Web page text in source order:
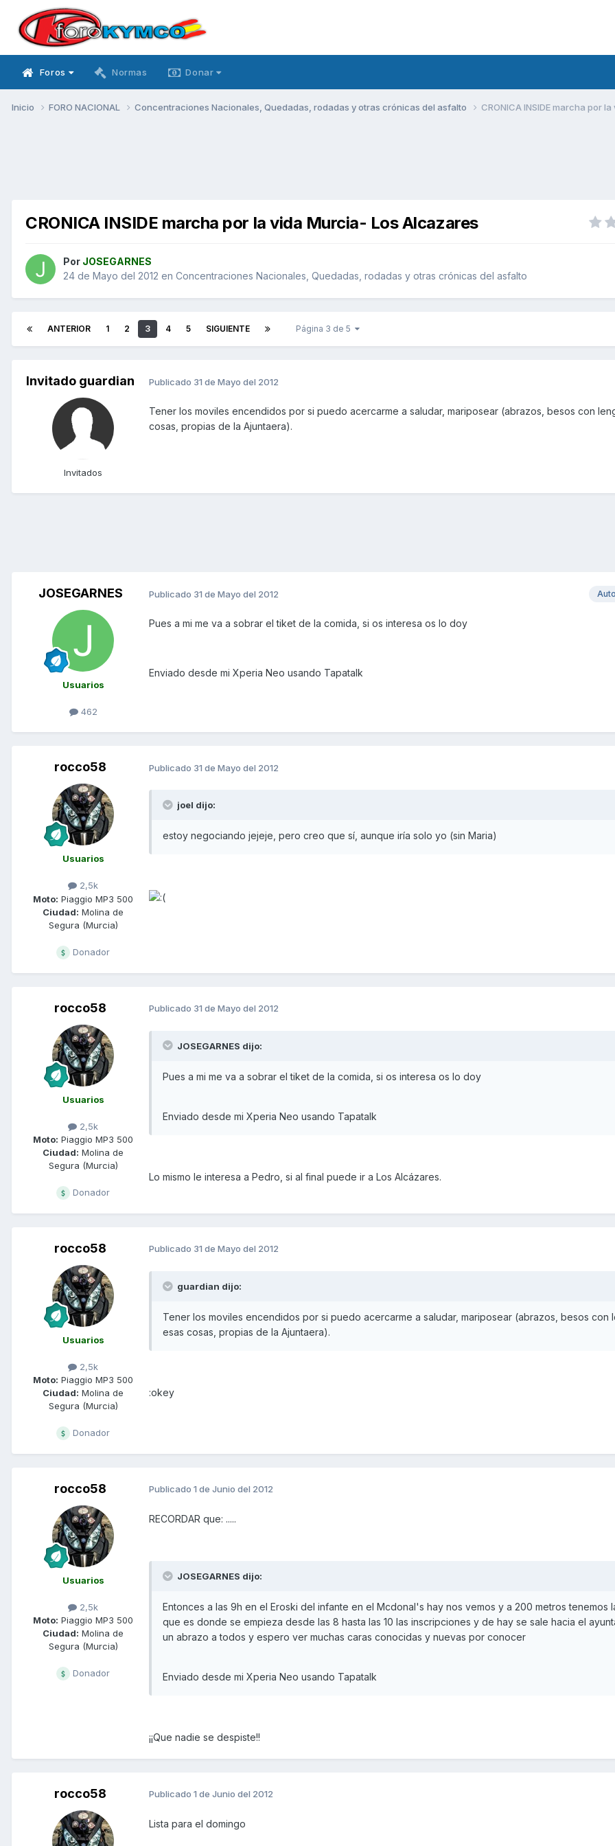
Foros Normas Donar
Inicio FORO NACIONAL Concentraciones Nacionales, Quedadas, rodadas y otras crónicas del asfalto CRONICA INSIDE marcha por
CRONICA INSIDE marcha por la vida Murcia- Los Alcazares
Por JOSEGARNES
24 de Mayo del 2012 en Concentraciones Nacionales, Quedadas, rodadas y otras crónicas del asfalto
ANTERIOR 1 2 3 4 5 SIGUIENTE Página 3 de 5
Invitado guardian
Invitados
Publicado 31 de Mayo del 2012
Tener los moviles encendidos por si puedo acercarme a saludar, mariposear (abrazos, besos con
cosas, propias de la Ajuntaera).
JOSEGARNES
Usuarios
462
Publicado 31 de Mayo del 2012
Pues a mi me va a sobrar el tiket de la comida, si os interesa os lo doy
Enviado desde mi Xperia Neo usando Tapatalk
rocco58
Usuarios
2,5k
Moto: Piaggio MP3 500
Ciudad: Molina de
Segura (Murcia)
Donador
Publicado 31 de Mayo del 2012
joel dijo:
estoy negociando jejeje, pero creo que sí, aunque iría solo yo (sin Maria)
rocco58
Usuarios
2,5k
Moto: Piaggio MP3 500
Ciudad: Molina de
Segura (Murcia)
Donador
Publicado 31 de Mayo del 2012
JOSEGARNES dijo:
Pues a mi me va a sobrar el tiket de la comida, si os interesa os lo doy
Enviado desde mi Xperia Neo usando Tapatalk
Lo mismo le interesa a Pedro, si al final puede ir a Los Alcázares.
rocco58
Usuarios
2,5k
Moto: Piaggio MP3 500
Ciudad: Molina de
Segura (Murcia)
Donador
Publicado 31 de Mayo del 2012
guardian dijo:
Tener los moviles encendidos por si puedo acercarme a saludar, mariposear (abrazos, besos con
esas cosas, propias de la Ajuntaera).
:okey
rocco58
Usuarios
2,5k
Moto: Piaggio MP3 500
Ciudad: Molina de
Segura (Murcia)
Donador
Publicado 1 de Junio del 2012
RECORDAR que: .....
JOSEGARNES dijo:
Entonces a las 9h en el Eroski del infante en el Mcdonal's hay nos vemos y a 200 metros tenemos
que es donde se empieza desde las 8 hasta las 10 las inscripciones y de hay se sale hacia el
un abrazo a todos y espero ver muchas caras conocidas y nuevas por conocer
Enviado desde mi Xperia Neo usando Tapatalk
¡¡Que nadie se despiste!!
rocco58 Publicado 1 de Junio del 2012
Lista para el domingo